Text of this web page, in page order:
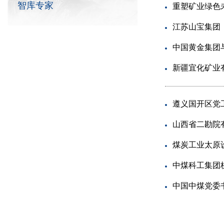
智库专家 重塑矿业绿色
江苏山宝集团
中国黄金集团
新疆宜化矿业
遵义国开区党
山西省二勘院
煤炭工业太原
中煤科工集团
中国中煤党委